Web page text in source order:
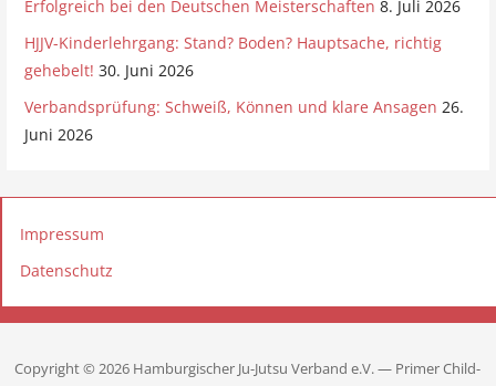
Erfolgreich bei den Deutschen Meisterschaften 8. Juli 2026
HJJV-Kinderlehrgang: Stand? Boden? Hauptsache, richtig
gehebelt! 30. Juni 2026
Verbandsprüfung: Schweiß, Können und klare Ansagen 26.
Juni 2026
Impressum
Datenschutz
Copyright © 2026 Hamburgischer Ju-Jutsu Verband e.V. — Primer Child-